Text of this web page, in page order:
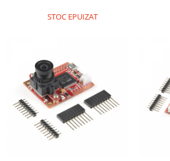
Junior Robotics
Lego Education
STEM Education
Ugears
Kit Fun
Kit Roboti
STOC EPUIZAT